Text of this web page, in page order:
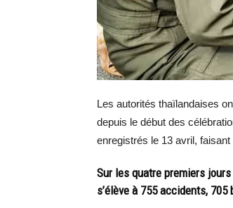
Les autorités thaïlandaises
depuis le début des
enregistrés le 13 avril,
Sur les quatre premiers
s’élève à 755 accidents,